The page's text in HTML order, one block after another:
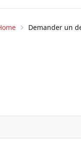
Demander un